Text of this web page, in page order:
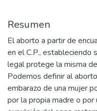
Resumen
El aborto a partir de
en el C.P., estableciendo
legal protege la misma
Podemos definir al
embarazo de una mujer
por la propia madre o